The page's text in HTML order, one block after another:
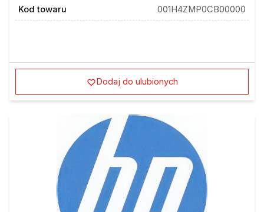
Kod towaru 001H4ZMP0CB00000
Dodaj do ulubionych